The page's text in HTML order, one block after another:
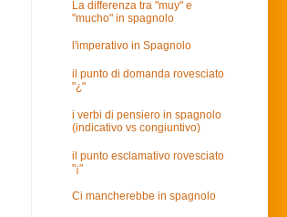
La differenza tra "muy" e
"mucho" in spagnolo
l'imperativo in Spagnolo
il punto di domanda rovesciato
"¿"
i verbi di pensiero in spagnolo
(indicativo vs congiuntivo)
il punto esclamativo rovesciato
"¡"
Ci mancherebbe in spagnolo